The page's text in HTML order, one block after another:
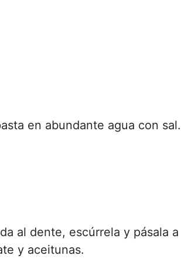
en abundante agua con sal.
al dente, escúrrela y pásala a
y aceitunas.